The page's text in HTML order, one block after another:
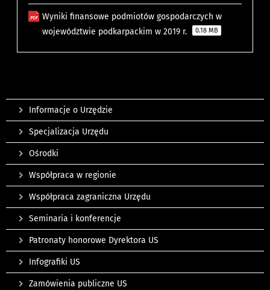
Wyniki finansowe podmiotów gospodarczych w
województwie podkarpackim w 2019 r.
0.18 MB
Informacje o Urzędzie
Specjalizacja Urzędu
Ośrodki
Współpraca w regionie
Współpraca zagraniczna Urzędu
Seminaria i konferencje
Patronaty honorowe Dyrektora US
Infografiki US
Zamówienia publiczne US